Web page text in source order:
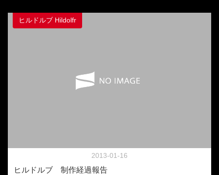
ヒルドルブ Hildolfr
2013-01-16
ヒルドルブ 制作経過報告